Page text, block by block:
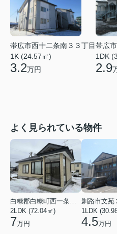
帯広市西十二条南３３丁目
1K (24.57㎡)
3.2万円
帯広
1DK
2.9
よく見られている物件
白糠郡白糠町西一条南４丁目
2LDK (72.04㎡)
7万円
釧路市文苑
1LDK
4.5万円